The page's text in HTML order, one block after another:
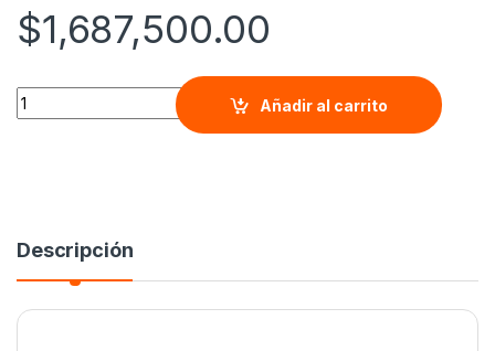
$1,687,500.00
CELULAR SAMSUNG S23 256GB 8RAM quantity
Añadir al carrito
Descripción